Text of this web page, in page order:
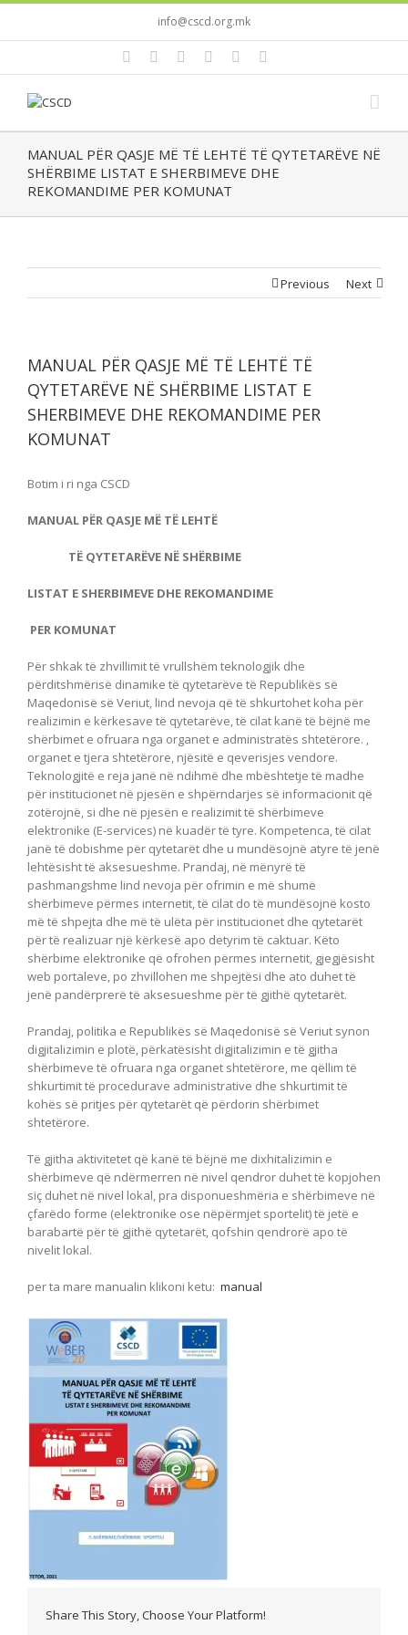
info@cscd.org.mk
MANUAL PËR QASJE MË TË LEHTË TË QYTETARËVE NË
SHËRBIME LISTAT E SHERBIMEVE DHE
REKOMANDIME PER KOMUNAT
Previous Next
MANUAL PËR QASJE MË TË LEHTË TË
QYTETARËVE NË SHËRBIME LISTAT E
SHERBIMEVE DHE REKOMANDIME PER
KOMUNAT
Botim i ri nga CSCD
MANUAL PËR QASJE MË TË LEHTË
TË QYTETARËVE NË SHËRBIME
LISTAT E SHERBIMEVE DHE REKOMANDIME
PER KOMUNAT
Për shkak të zhvillimit të vrullshëm teknologjik dhe
përditshmërisë dinamike të qytetarëve të Republikës së
Maqedonisë së Veriut, lind nevoja që të shkurtohet koha për
realizimin e kërkesave të qytetarëve, të cilat kanë të bëjnë me
shërbimet e ofruara nga organet e administratës shtetërore. ,
organet e tjera shtetërore, njësitë e qeverisjes vendore.
Teknologjitë e reja janë në ndihmë dhe mbështetje të madhe
për institucionet në pjesën e shpërndarjes së informacionit që
zotërojnë, si dhe në pjesën e realizimit të shërbimeve
elektronike (E-services) në kuadër të tyre. Kompetenca, të cilat
janë të dobishme për qytetarët dhe u mundësojnë atyre të jenë
lehtësisht të aksesueshme. Prandaj, në mënyrë të
pashmangshme lind nevoja për ofrimin e më shumë
shërbimeve përmes internetit, të cilat do të mundësojnë kosto
më të shpejta dhe më të ulëta për institucionet dhe qytetarët
për të realizuar një kërkesë apo detyrim të caktuar. Këto
shërbime elektronike që ofrohen përmes internetit, gjegjësisht
web portaleve, po zhvillohen me shpejtësi dhe ato duhet të
jenë pandërprerë të aksesueshme për të gjithë qytetarët.
Prandaj, politika e Republikës së Maqedonisë së Veriut synon
digjitalizimin e plotë, përkatësisht digjitalizimin e të gjitha
shërbimeve të ofruara nga organet shtetërore, me qëllim të
shkurtimit të procedurave administrative dhe shkurtimit të
kohës së pritjes për qytetarët që përdorin shërbimet
shtetërore.
Të gjitha aktivitetet që kanë të bëjnë me dixhitalizimin e
shërbimeve që ndërmerren në nivel qendror duhet të kopjohen
siç duhet në nivel lokal, pra disponueshmëria e shërbimeve në
çfarëdo forme (elektronike ose nëpërmjet sportelit) të jetë e
barabartë për të gjithë qytetarët, qofshin qendrorë apo të
nivelit lokal.
per ta mare manualin klikoni ketu: manual
Share This Story, Choose Your Platform!